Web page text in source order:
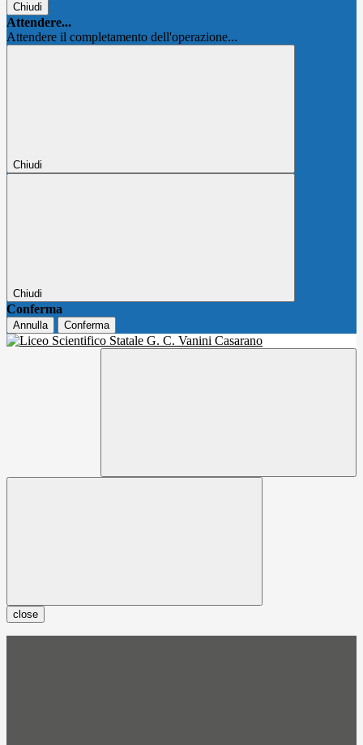
Chiudi
Attendere...
Attendere il completamento dell'operazione...
Chiudi
Chiudi
Conferma
Annulla Conferma
close